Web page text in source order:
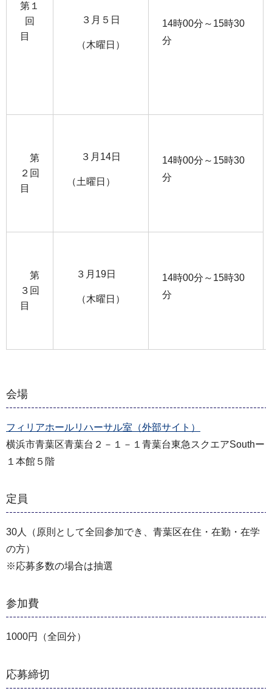
第１
回
目
３月５日
（木曜日）
14時00分～15時30
分
第
２回
目
３月14日
（土曜日）
14時00分～15時30
分
第
３回
目
３月19日
（木曜日）
14時00分～15時30
分
会場
フィリアホールリハーサル室（外部サイト）
横浜市青葉区青葉台２－１－１青葉台東急スクエアSouthー
１本館５階
定員
30人（原則として全回参加でき、青葉区在住・在勤・在学
の方）
※応募多数の場合は抽選
参加費
1000円（全回分）
応募締切